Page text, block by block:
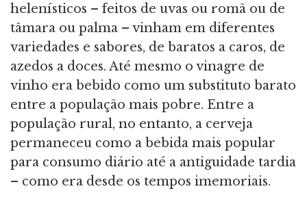
helenísticos – feitos de uvas ou romã ou de
tâmara ou palma – vinham em diferentes
variedades e sabores, de baratos a caros, de
azedos a doces. Até mesmo o vinagre de
vinho era bebido como um substituto barato
entre a população mais pobre. Entre a
população rural, no entanto, a cerveja
permaneceu como a bebida mais popular
para consumo diário até a antiguidade tardia
– como era desde os tempos imemoriais.